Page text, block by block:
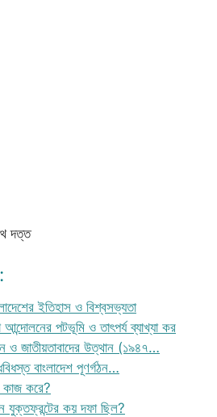
দত্ত
ইতিহাস ও বিশ্বসভ্যতা
পটভূমি ও তাৎপর্য ব্যাখ্যা কর
ও জাতীয়তাবাদের উত্থান (১৯৪৭…
বাংলাদেশ পূণর্গঠন…
কাজ করে?
যুক্তফ্রন্টের কয় দফা ছিল?